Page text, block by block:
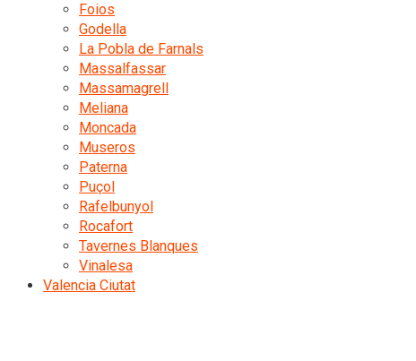
Foios
Godella
La Pobla de Farnals
Massalfassar
Massamagrell
Meliana
Moncada
Museros
Paterna
Puçol
Rafelbunyol
Rocafort
Tavernes Blanques
Vinalesa
Valencia Ciutat